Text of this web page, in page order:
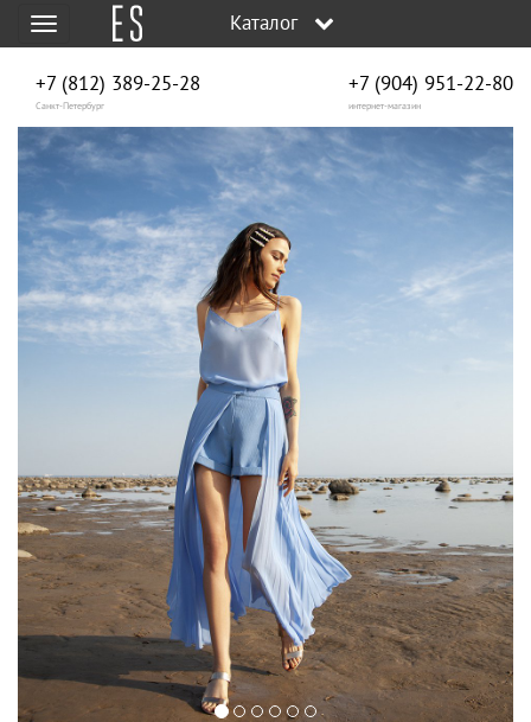
Меню Каталог
+7 (812) 389-25-28
Санкт-Петербург
+7 (904) 951‑22‑80
интернет-магазин